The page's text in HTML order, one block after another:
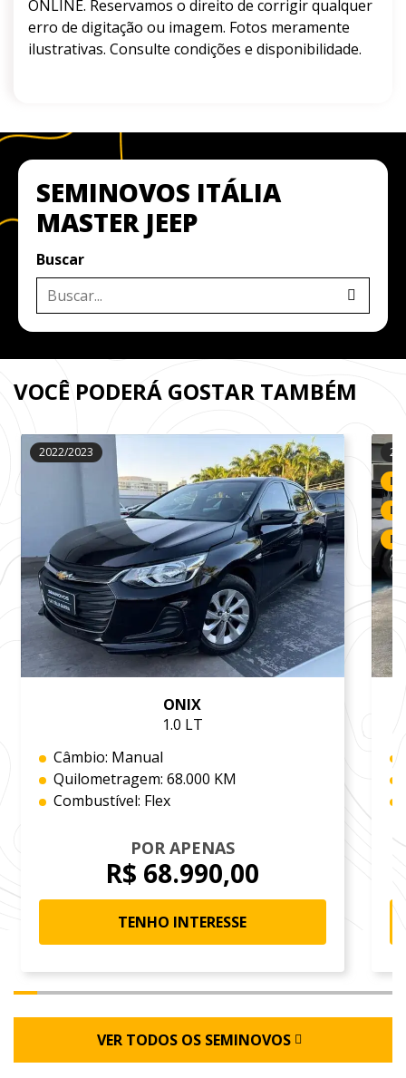
ONLINE. Reservamos o direito de corrigir qualquer
erro de digitação ou imagem. Fotos meramente
ilustrativas. Consulte condições e disponibilidade.
SEMINOVOS ITÁLIA
MASTER JEEP
Buscar
VOCÊ PODERÁ GOSTAR TAMBÉM
2022/2023
ONIX
1.0 LT
Câmbio: Manual
Quilometragem: 68.000 KM
Combustível: Flex
POR APENAS
R$ 68.990,00
TENHO INTERESSE
VER TODOS OS SEMINOVOS